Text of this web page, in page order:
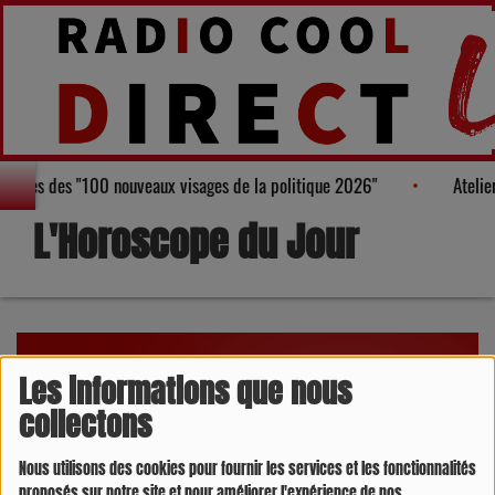
Les informations que nous
collectons
Nous utilisons des cookies pour fournir les services et les fonctionnalités
Palmarès des "100 nouveaux visages de la politique 2026"
L'Horoscope du Jour